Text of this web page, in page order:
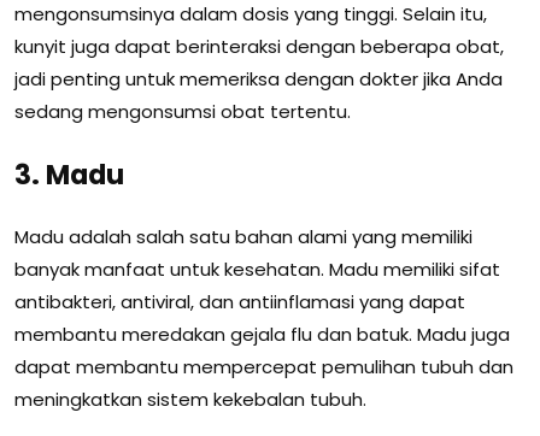
mengonsumsinya dalam dosis yang tinggi. Selain itu,
kunyit juga dapat berinteraksi dengan beberapa obat,
jadi penting untuk memeriksa dengan dokter jika Anda
sedang mengonsumsi obat tertentu.
3. Madu
Madu adalah salah satu bahan alami yang memiliki
banyak manfaat untuk kesehatan. Madu memiliki sifat
antibakteri, antiviral, dan antiinflamasi yang dapat
membantu meredakan gejala flu dan batuk. Madu juga
dapat membantu mempercepat pemulihan tubuh dan
meningkatkan sistem kekebalan tubuh.